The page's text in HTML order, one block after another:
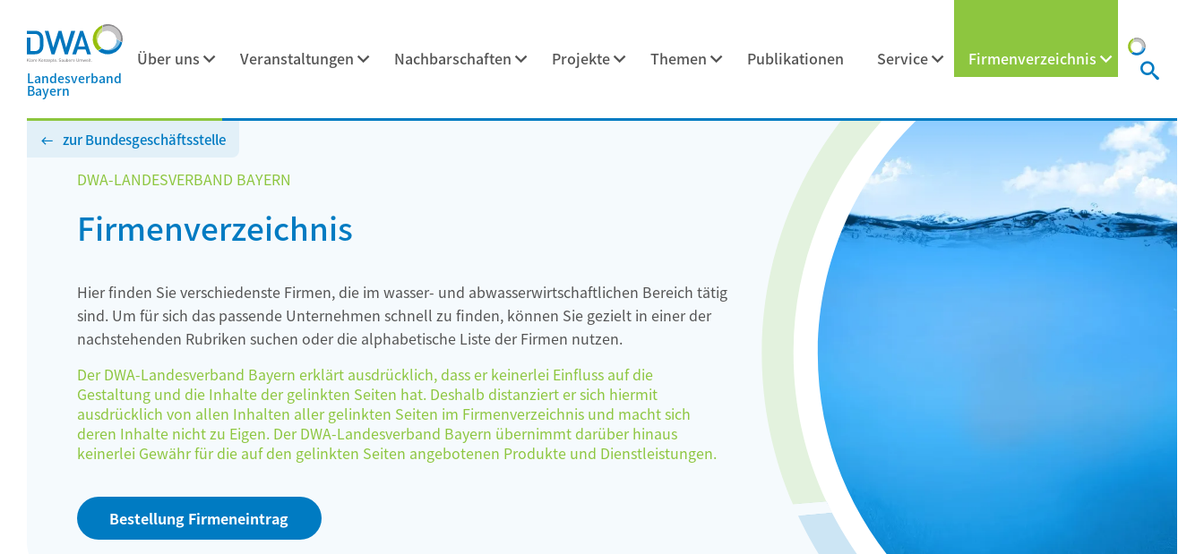
Landesverband
Bayern
Über uns Veranstaltungen Nachbarschaften Projekte Themen Publikationen Service Firmenverzeichnis
zur Bundesgeschäftsstelle
DWA-LANDESVERBAND BAYERN
Firmenverzeichnis
Hier finden Sie verschiedenste Firmen, die im wasser- und abwasserwirtschaftlichen Bereich tätig
sind. Um für sich das passende Unternehmen schnell zu finden, können Sie gezielt in einer der
nachstehenden Rubriken suchen oder die alphabetische Liste der Firmen nutzen.
Der DWA-Landesverband Bayern erklärt ausdrücklich, dass er keinerlei Einfluss auf die
Gestaltung und die Inhalte der gelinkten Seiten hat. Deshalb distanziert er sich hiermit
ausdrücklich von allen Inhalten aller gelinkten Seiten im Firmenverzeichnis und macht sich
deren Inhalte nicht zu Eigen. Der DWA-Landesverband Bayern übernimmt darüber hinaus
keinerlei Gewähr für die auf den gelinkten Seiten angebotenen Produkte und Dienstleistungen.
Bestellung Firmeneintrag